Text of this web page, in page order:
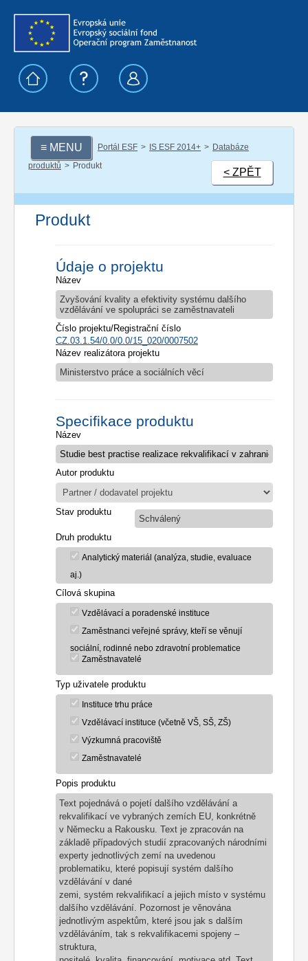
≡ MENU Portál ESF IS ESF 2014+
Databáze
produktů
Produkt
< ZPĚT
Produkt
Údaje o projektu
Název
Zvyšování kvality a efektivity systému dalšího
vzdělávání ve spolupráci se zaměstnavateli
Číslo projektu/Registrační číslo
CZ.03.1.54/0.0/0.0/15_020/0007502
Název realizátora projektu
Ministerstvo práce a sociálních věcí
Specifikace produktu
Název
Autor produktu
Stav produktu
Schválený
Druh produktu
Analytický materiál (analýza, studie, evaluace
aj.)
Cílová skupina
Vzdělávací a poradenské instituce
Zaměstnanci veřejné správy, kteří se věnují
sociální, rodinné nebo zdravotní problematice
Zaměstnavatelé
Typ uživatele produktu
Instituce trhu práce
Vzdělávací instituce (včetně VŠ, SŠ, ZŠ)
Výzkumná pracoviště
Zaměstnavatelé
Popis produktu
Text pojednává o pojetí dalšího vzdělávání a
rekvalifikací ve vybraných zemích EU, konkrétně
v Německu a Rakousku. Text je zpracován na
základě případových studií zpracovaných národními
experty jednotlivých zemí na uvedenou
problematiku, které popisují systém dalšího
vzdělávání v dané
zemi, systém rekvalifikací a jejich místo v systému
dalšího vzdělávání. Pozornost je věnována
jednotlivým aspektům, které jsou jak s dalším
vzděláváním, tak s rekvalifikacemi spojeny –
struktura,